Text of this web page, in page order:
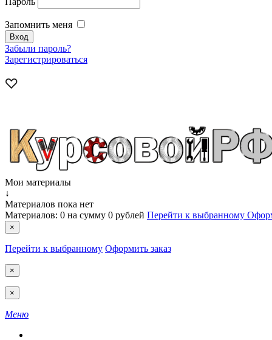
Запомнить меня
Забыли пароль?
Зарегистрироваться
Мои материалы
↓
Материалов пока нет
Материалов: 0 на сумму 0 рублей Перейти к выбранному
×
Перейти к выбранному Оформить заказ
×
×
Меню